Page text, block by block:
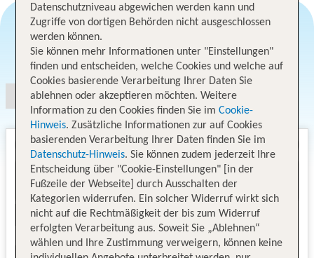
Angebotsauswahl
Datenschutzniveau abgewichen werden kann und
Zugriffe von dortigen Behörden nicht ausgeschlossen
werden können.
Sie können mehr Informationen unter "Einstellungen"
finden und entscheiden, welche Cookies und welche auf
Cookies basierende Verarbeitung Ihrer Daten Sie
ablehnen oder akzeptieren möchten. Weitere
Information zu den Cookies finden Sie im Cookie-
Hinweis. Zusätzliche Informationen zur auf Cookies
basierenden Verarbeitung Ihrer Daten finden Sie im
Datenschutz-Hinweis. Sie können zudem jederzeit Ihre
Entscheidung über "Cookie-Einstellungen" [in der
Fußzeile der Webseite] durch Ausschalten der
Kategorien widerrufen. Ein solcher Widerruf wirkt sich
nicht auf die Rechtmäßigkeit der bis zum Widerruf
erfolgten Verarbeitung aus. Soweit Sie „Ablehnen“
wählen und Ihre Zustimmung verweigern, können keine